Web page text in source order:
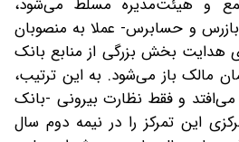
و حسابرس- عملا به منصوبان
هدایت بخش بزرگی از منابع بانک
مالک باز می‌شود. به این ترتیب،
می‌افتد و فقط نظارت بیرونی -بانک
این تمرکز را در نیمه دوم سال